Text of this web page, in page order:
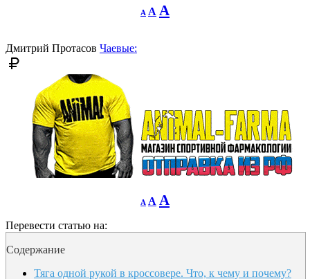
A
Decrease
font
A Reset
font
A
Дмитрий Протасов Чаевые:
A
Decrease
font
A Reset
font
A
size.
Перевести статью на:
Содержание
Тяга одной рукой в кроссовере. Что, к чему и почему?